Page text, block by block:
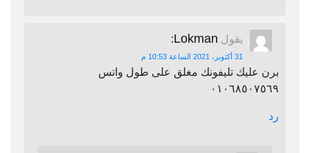
يقول Lokman
:
31 أكتوبر، 2021 الساعة 10:53 م
برن عليك تليفونك مغلق على طول واتس
٠١٠٦٨٥٠٧٥٦٩
رد